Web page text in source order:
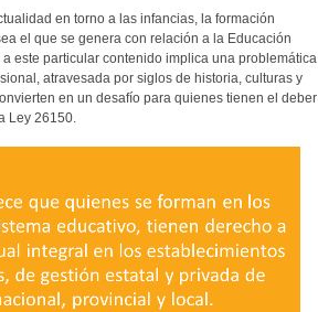
en torno a las infancias, la formación
el que se genera con relación a la Educación
este particular contenido implica una problemática
atravesada por siglos de historia, culturas y
en un desafío para quienes tienen el deber
Ley 26150.